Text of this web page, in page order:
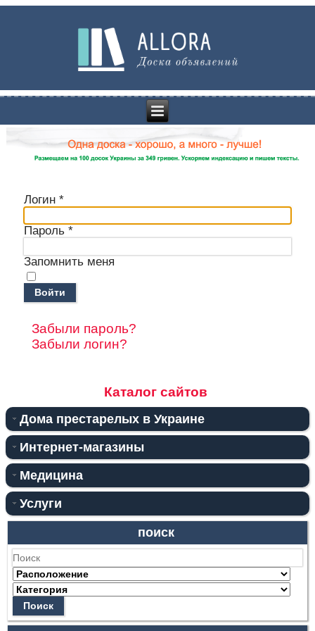
Логин *
Пароль *
Запомнить меня
Войти
Забыли пароль?
Забыли логин?
Каталог сайтов
Дома престарелых в Украине
Интернет-магазины
Медицина
Услуги
поиск
Поиск